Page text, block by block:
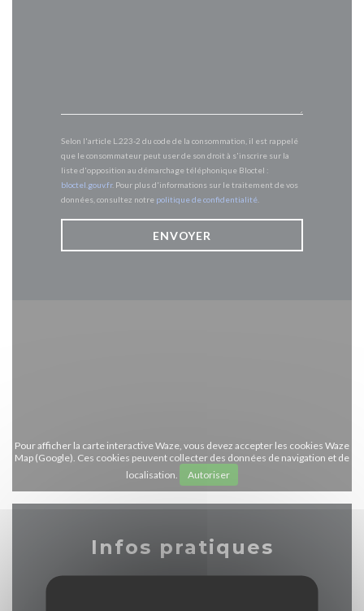
Selon l'article L.223-2 du code de la consommation, il est rappelé
que le consommateur peut user de son droit à s'inscrire sur la
liste d'opposition au démarchage téléphonique Bloctel :
bloctel.gouv.fr. Pour plus d'informations sur le traitement de vos
données, consultez notre politique de confidentialité
Pour afficher la carte interactive Waze, vous devez accepter les cookies Waze
Map (Google). Ces cookies peuvent collecter des données de navigation et de
localisation.
Autoriser
Infos pratiques